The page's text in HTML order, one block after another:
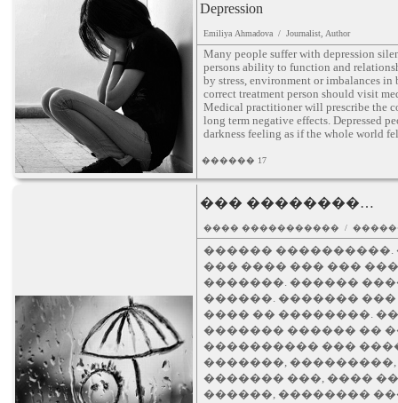
Depression
Emiliya Ahmadova / Journalist, Author
Many people suffer with depression
persons ability to function and
by stress, environment or imbalances in
correct treatment person should visit
Medical practitioner will prescribe the
long term negative effects. Depressed
darkness feeling as if the whole world
������ 17
��� ��������…
���� ����������� /
������ ����������.
��� ���� ��� ���
�������. ������
������. �������
���� �� ��������.
������� ������ ��
���������� ���
�������,
������� ���, ����
������, ��������